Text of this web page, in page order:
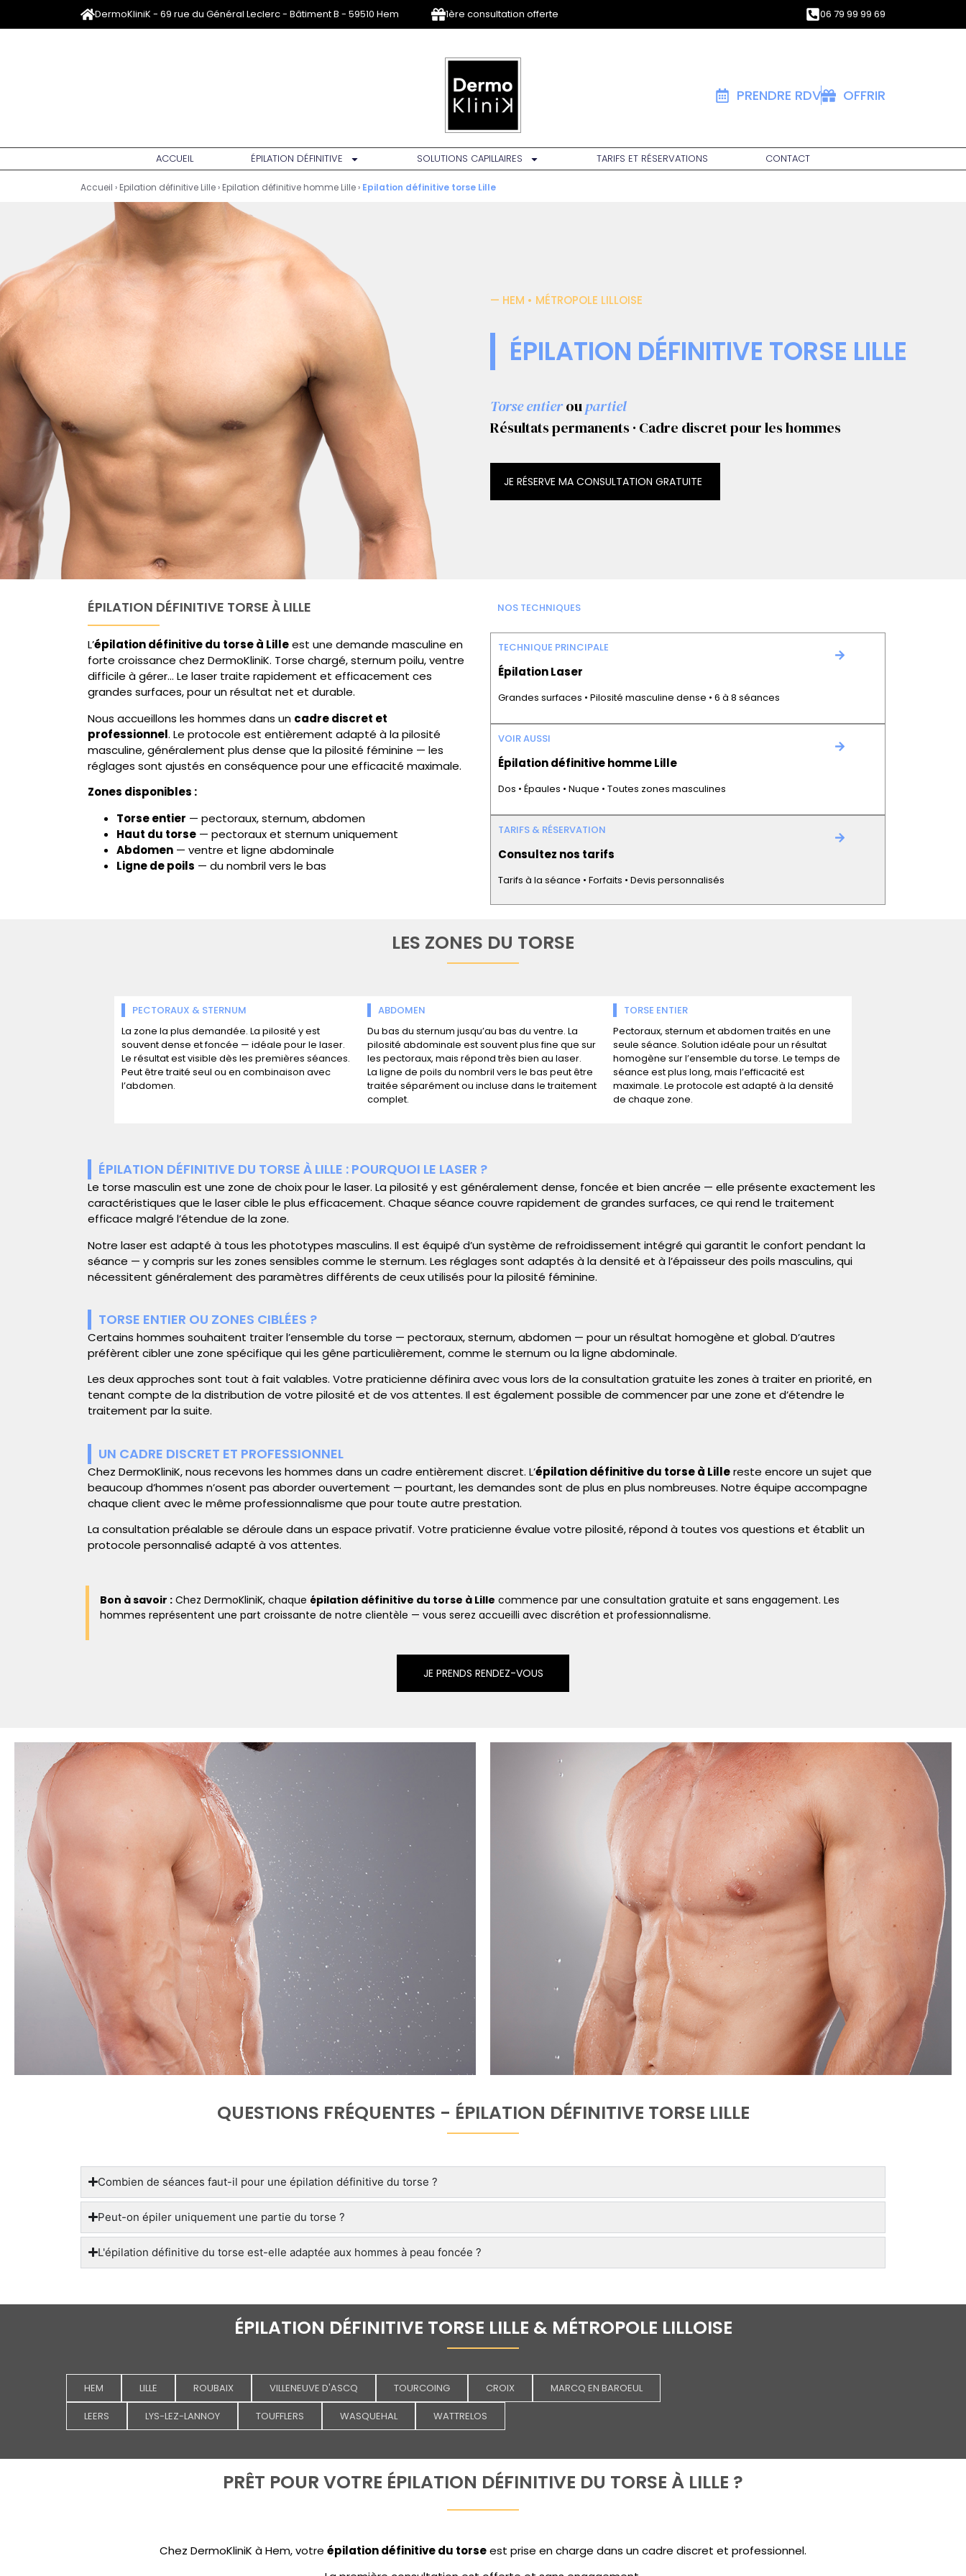
DermoKliniK - 69 rue du Général Leclerc - Bâtiment B - 59510 Hem 1ère consultation offerte 06 79 99 99 69
PRENDRE RDV OFFRIR
ACCUEIL ÉPILATION DÉFINITIVE SOLUTIONS CAPILLAIRES TARIFS ET RÉSERVATIONS CONTACT
Accueil › Epilation définitive Lille › Epilation définitive homme Lille › Epilation définitive torse Lille
— HEM • MÉTROPOLE LILLOISE
ÉPILATION DÉFINITIVE TORSE LILLE
Torse entieroupartiel
Résultatspermanents · Cadre discret pour les hommes
JE RÉSERVE MA CONSULTATION GRATUITE
ÉPILATION DÉFINITIVE TORSE À LILLE
L’épilation définitive du torse à Lilleest une demande masculine en
forte croissance chez DermoKliniK. Torse chargé, sternum poilu, ventre
difficile à gérer… Le laser traite rapidement et efficacement ces
grandes surfaces, pour un résultat net et durable.
Nous accueillons les hommes dans un cadre discret et
professionnel. Le protocole est entièrement adapté à la pilosité
masculine, généralement plus dense que la pilosité féminine — les
réglages sont ajustés en conséquence pour une efficacité maximale.
Zones disponibles :
Torse entier — pectoraux, sternum, abdomen
Haut du torse — pectoraux et sternum uniquement
Abdomen — ventre et ligne abdominale
Ligne de poils — du nombril vers le bas
NOS TECHNIQUES
TECHNIQUE PRINCIPALE
Épilation Laser
Grandes surfaces • Pilosité masculine dense • 6 à 8 séances
VOIR AUSSI
Épilation définitive homme Lille
Dos • Épaules • Nuque • Toutes zones masculines
TARIFS & RÉSERVATION
Consultez nos tarifs
Tarifs à la séance • Forfaits • Devis personnalisés
LES ZONES DU TORSE
PECTORAUX & STERNUM
La zone la plus demandée. La pilosité y est
souvent dense et foncée — idéale pour le laser.
Le résultat est visible dès les premières séances.
Peut être traité seul ou en combinaison avec
l’abdomen.
ABDOMEN
Du bas du sternum jusqu’au bas du ventre. La
pilosité abdominale est souvent plus fine que sur
les pectoraux, mais répond très bien au laser.
La ligne de poils du nombril vers le bas peut être
traitée séparément ou incluse dans le traitement
complet.
TORSE ENTIER
Pectoraux, sternum et abdomen traités en une
seule séance. Solution idéale pour un résultat
homogène sur l’ensemble du torse. Le temps de
séance est plus long, mais l’efficacité est
maximale. Le protocole est adapté à la densité
de chaque zone.
ÉPILATION DÉFINITIVE DU TORSE À LILLE : POURQUOI LE LASER ?
Le torse masculin est une zone de choix pour le laser. La pilosité y est généralement dense, foncée et bien ancrée — elle présente exactement les
caractéristiques que le laser cible le plus efficacement. Chaque séance couvre rapidement de grandes surfaces, ce qui rend le traitement
efficace malgré l’étendue de la zone.
Notre laser est adapté à tous les phototypes masculins. Il est équipé d’un système de refroidissement intégré qui garantit le confort pendant la
séance — y compris sur les zones sensibles comme le sternum. Les réglages sont adaptés à la densité et à l’épaisseur des poils masculins, qui
nécessitent généralement des paramètres différents de ceux utilisés pour la pilosité féminine.
TORSE ENTIER OU ZONES CIBLÉES ?
Certains hommes souhaitent traiter l’ensemble du torse — pectoraux, sternum, abdomen — pour un résultat homogène et global. D’autres
préfèrent cibler une zone spécifique qui les gêne particulièrement, comme le sternum ou la ligne abdominale.
Les deux approches sont tout à fait valables. Votre praticienne définira avec vous lors de la consultation gratuite les zones à traiter en priorité, en
tenant compte de la distribution de votre pilosité et de vos attentes. Il est également possible de commencer par une zone et d’étendre le
traitement par la suite.
UN CADRE DISCRET ET PROFESSIONNEL
Chez DermoKliniK, nous recevons les hommes dans un cadre entièrement discret. L’épilation définitive du torse à Lillereste encore un sujet que
beaucoup d’hommes n’osent pas aborder ouvertement — pourtant, les demandes sont de plus en plus nombreuses. Notre équipe accompagne
chaque client avec le même professionnalisme que pour toute autre prestation.
La consultation préalable se déroule dans un espace privatif. Votre praticienne évalue votre pilosité, répond à toutes vos questions et établit un
protocole personnalisé adapté à vos attentes.
Bon à savoir : Chez DermoKliniK, chaque épilation définitive du torse à Lille commence par une consultation gratuite et sans engagement. Les
hommes représentent une part croissante de notre clientèle — vous serez accueilli avec discrétion et professionnalisme.
JE PRENDS RENDEZ-VOUS
QUESTIONS FRÉQUENTES - ÉPILATION DÉFINITIVE TORSE LILLE
Combien de séances faut-il pour une épilation définitive du torse ?
Peut-on épiler uniquement une partie du torse ?
L'épilation définitive du torse est-elle adaptée aux hommes à peau foncée ?
ÉPILATION DÉFINITIVE TORSE LILLE & MÉTROPOLE LILLOISE
HEM LILLE ROUBAIX VILLENEUVE D'ASCQ TOURCOING CROIX MARCQ EN BAROEUL
LEERS LYS-LEZ-LANNOY TOUFFLERS WASQUEHAL WATTRELOS
PRÊT POUR VOTRE ÉPILATION DÉFINITIVE DU TORSE À LILLE ?
Chez DermoKliniK à Hem, votre épilation définitive du torseest prise en charge dans un cadre discret et professionnel.